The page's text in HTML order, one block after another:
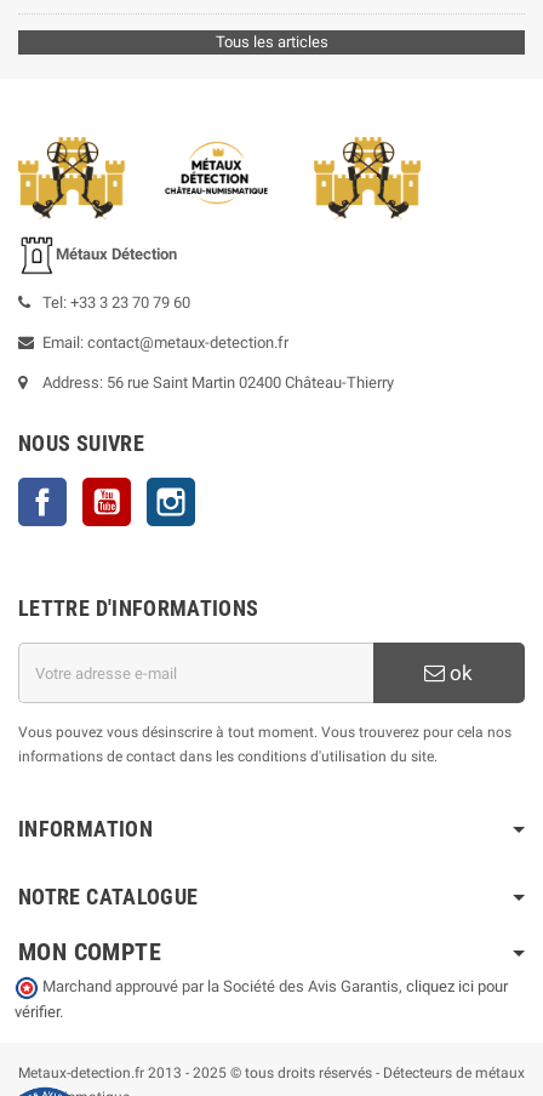
Tous les articles
Métaux Détection
Tel: +33 3 23 70 79 60
Email: contact@metaux-detection.fr
Address: 56 rue Saint Martin 02400 Château-Thierry
NOUS SUIVRE
Facebook YouTube
LETTRE D'INFORMATIONS
ok
Vous pouvez vous désinscrire à tout moment. Vous trouverez pour cela nos
informations de contact dans les conditions d'utilisation du site.
INFORMATION
NOTRE CATALOGUE
MON COMPTE
Marchand approuvé par la Société des Avis Garantis, cliquez ici pour
vérifier.
Metaux-detection.fr 2013 - 2025 © tous droits réservés - Détecteurs de métaux